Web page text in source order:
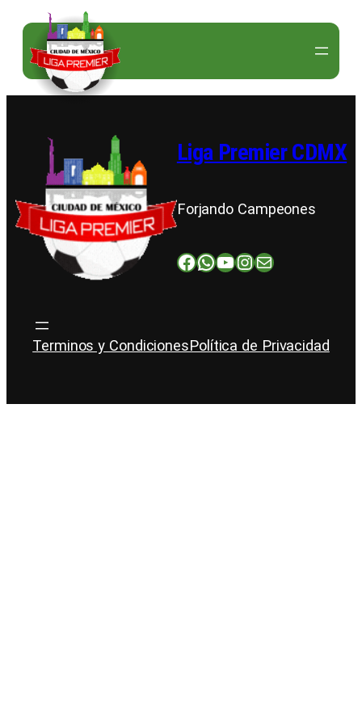
contenido
Liga Premier CDMX
Forjando Campeones
Facebook
WhatsApp
YouTube
Instagram
Correo electrónico
Terminos y CondicionesPolítica de Privacidad